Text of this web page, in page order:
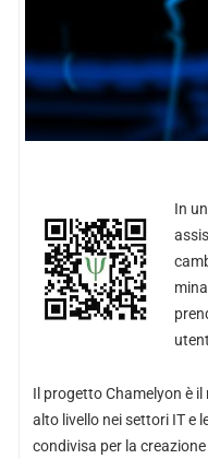
In
Il progetto Chamelyon è
alto livello nei settori IT e
condivisa per la